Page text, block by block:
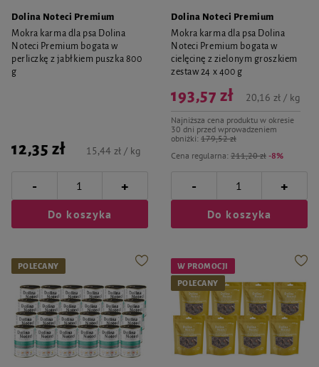
Dolina Noteci Premium
Mokra karma dla psa Dolina
Noteci Premium bogata w
perliczkę z jabłkiem puszka 800
g
12,35 zł 15,44 zł / kg
- +
Do koszyka
Dolina Noteci Premium
Mokra karma dla psa Dolina
Noteci Premium bogata w
cielęcinę z zielonym groszkiem
zestaw 24 x 400 g
Cena regularna: 211,20 zł -8%
193,57 zł
Najniższa cena produktu w okresie
30 dni przed wprowadzeniem
obniżki: 179,52 zł
20,16 zł / kg
- +
Do koszyka
POLECANY
W PROMOCJI
POLECANY